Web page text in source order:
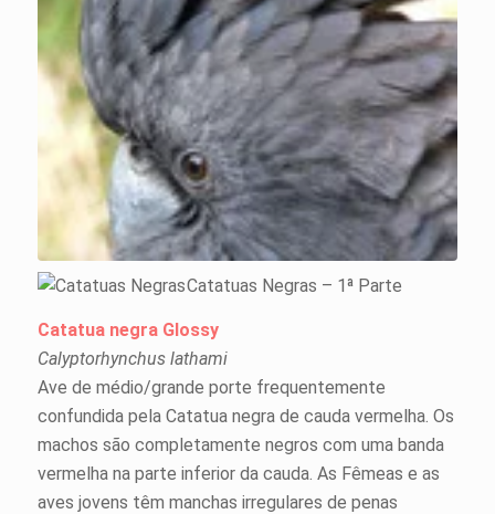
Catatuas Negras – 1ª Parte
Catatua negra Glossy
Calyptorhynchus lathami
Ave de médio/grande porte frequentemente
confundida pela Catatua negra de cauda vermelha. Os
machos são completamente negros com uma banda
vermelha na parte inferior da cauda. As Fêmeas e as
aves jovens têm manchas irregulares de penas